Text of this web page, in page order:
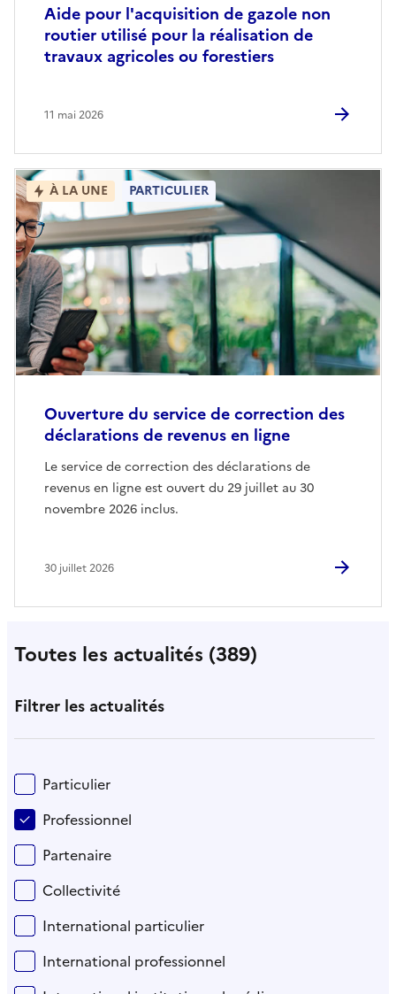
Aide pour l'acquisition de gazole non
routier utilisé pour la réalisation de
travaux agricoles ou forestiers
11 mai 2026
Ouverture du service de correction des
déclarations de revenus en ligne
Le service de correction des déclarations de
revenus en ligne est ouvert du 29 juillet au 30
novembre 2026 inclus.
30 juillet 2026
À LA UNE PARTICULIER
Toutes les actualités (389)
Filtrer les actualités
Un système de filtres permettant l'affinage de
Aller directement aux résultats
Particulier
Professionnel
Partenaire
Collectivité
International particulier
International professionnel